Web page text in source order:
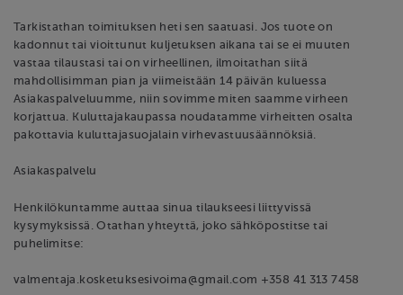
Tarkistathan toimituksen heti sen saatuasi. Jos tuote on
kadonnut tai vioittunut kuljetuksen aikana tai se ei muuten
vastaa tilaustasi tai on virheellinen, ilmoitathan siitä
mahdollisimman pian ja viimeistään 14 päivän kuluessa
Asiakaspalveluumme, niin sovimme miten saamme virheen
korjattua. Kuluttajakaupassa noudatamme virheitten osalta
pakottavia kuluttajasuojalain virhevastuusäännöksiä.
Asiakaspalvelu
Henkilökuntamme auttaa sinua tilaukseesi liittyvissä
kysymyksissä. Otathan yhteyttä, joko sähköpostitse tai
puhelimitse:
valmentaja.kosketuksesivoima@gmail.com +358 41 313 7458